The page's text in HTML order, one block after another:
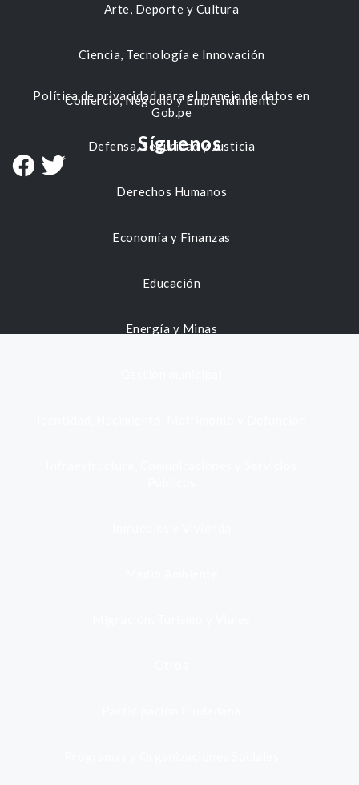
Arte, Deporte y Cultura
Ciencia, Tecnología e Innovación
Comercio, Negocio y Emprendimiento
Defensa, Seguridad y Justicia
Derechos Humanos
Economía y Finanzas
Educación
Energía y Minas
Política de privacidad para el manejo de datos en
Gob.pe
Síguenos